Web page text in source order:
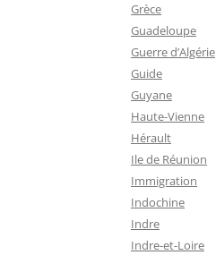
Grèce
Guadeloupe
Guerre d’Algérie
Guide
Guyane
Haute-Vienne
Hérault
Ile de Réunion
Immigration
Indochine
Indre
Indre-et-Loire